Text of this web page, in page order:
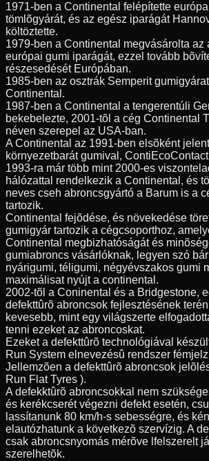
1971-ben a Continental felépítette
tömlõgyárát, és az egész iparágát
költöztette.
1979-ben a Continental megvásárolta az
európai gumi iparágát, ezzel tovább
részesedését Európában.
1985-ben az osztrák Semperit
Continental.
1987-ben a Continental a tengerentúli
bekebelezte, 2001-tõl a cég Continental
néven szerepel az USA-ban.
A Continental az 1991-ben elsõként
környezetbarát gumival,
1993-ra már több mint 2000-es
hálózattal rendelkezik a Continental, és
neves cseh abroncsgyártó a Barum is a
tartozik.
Continental fejõdése, és növekedése
gumigyár tartozik a cégcsoporthoz,
Continental megbizhatóságát és
gumiabroncs vásárlóknak, legyen szó
nyárigumi, téligumi, négyévszakos gumi
maximálisat nyújt a continental.
2002-tõl a Coninental és a Bridgestone,
defekttûrõ abroncsok fejlesztésének
kevesebb, mint egy világszerte
tenni ezeket az abroncoskat.
Ezeket a defekttûrõ technológiával
Run System elnevezésû rendszer
Jellemzõen a defekttûrõ abroncsok
Run Flat Tyres ).
A defekktûrõ abroncsokkal nem
és kerékcserét végezni defekt esetén,
lassítanunk 80 km/h-s sebességre, és
elautózhatunk a következõ szervízig. A
csak abroncsnyomás mérõve lfelszerelt
szerelhetõk.